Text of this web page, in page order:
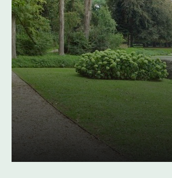
Zocherparken in
Holland
07 maart 2018